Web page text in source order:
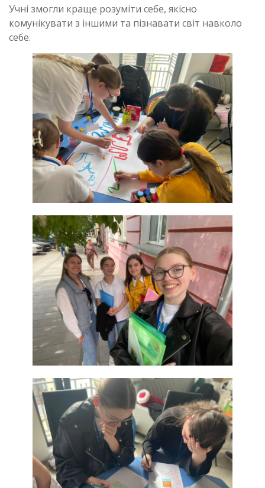
Учні змогли краще розуміти себе, якісно
комунікувати з іншими та пізнавати світ навколо
себе.